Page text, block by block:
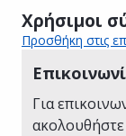
Χρήσιμοι
Προσθήκη στις
Για